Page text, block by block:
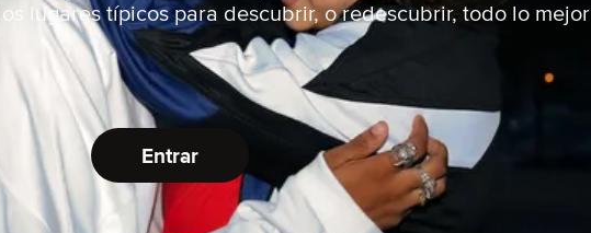
lugares típicos para descubrir, o redescubrir, todo lo mejor
Entrar